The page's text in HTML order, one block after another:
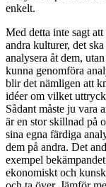
enkelt.
Med detta inte sagt
andra kulturer, det
analysera åt dem,
kunna genomföra
blir det nämligen att
idéer om vilket
Sådant måste ju vara
är en stor skillnad på
sina egna färdiga
dem på andra. Det
exempel
ekonomiskt och